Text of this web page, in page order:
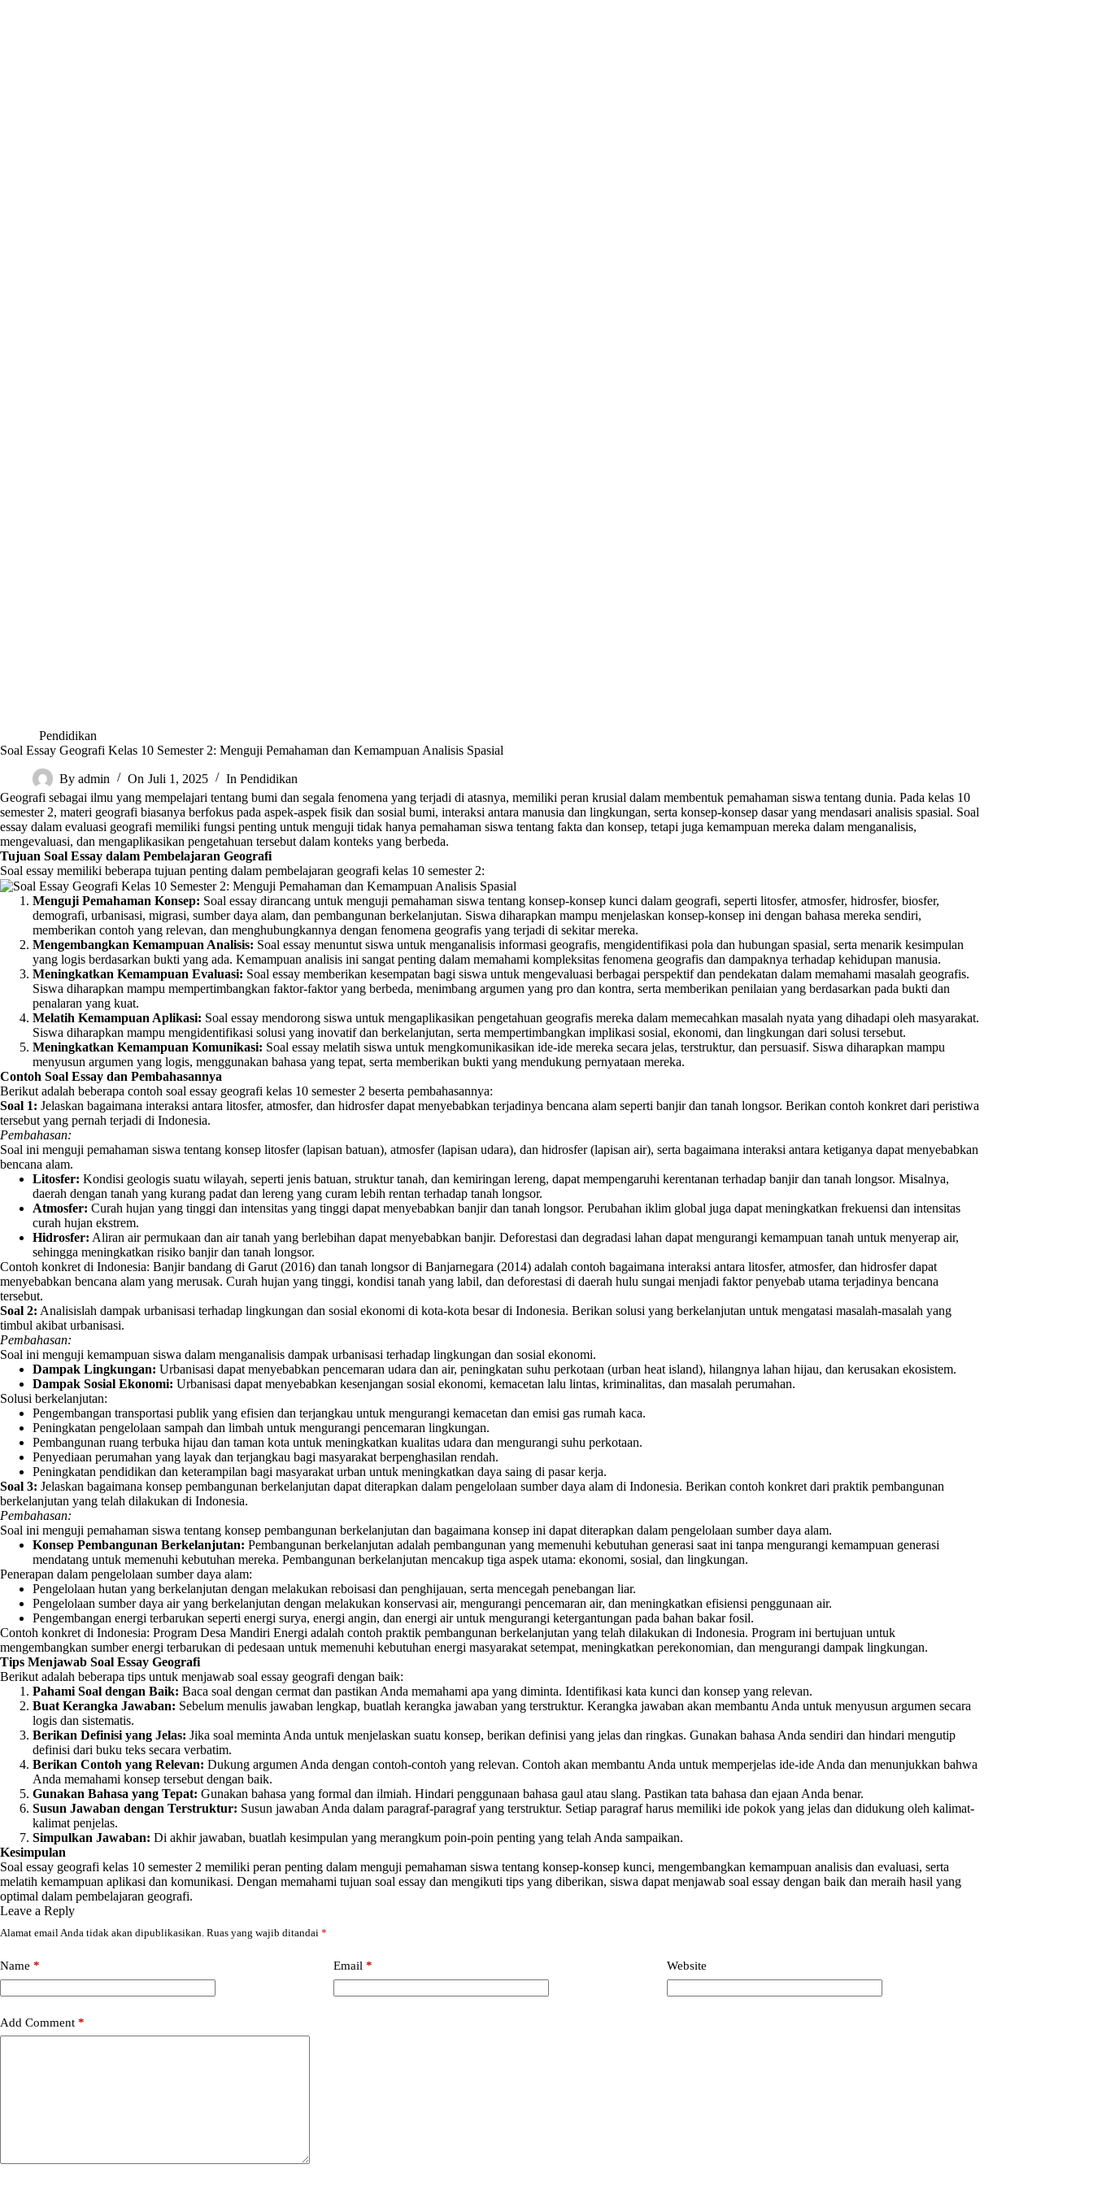
Pendidikan
Soal Essay Geografi Kelas 10 Semester 2: Menguji Pemahaman dan Kemampuan Analisis Spasial
By admin On Juli 1, 2025 In Pendidikan
Geografi sebagai ilmu yang mempelajari tentang bumi dan segala fenomena yang terjadi di atasnya, memiliki peran krusial dalam membentuk pemahaman siswa tentang dunia. Pada kelas 10
semester 2, materi geografi biasanya berfokus pada aspek-aspek fisik dan sosial bumi, interaksi antara manusia dan lingkungan, serta konsep-konsep dasar yang mendasari analisis spasial. Soal
essay dalam evaluasi geografi memiliki fungsi penting untuk menguji tidak hanya pemahaman siswa tentang fakta dan konsep, tetapi juga kemampuan mereka dalam menganalisis,
mengevaluasi, dan mengaplikasikan pengetahuan tersebut dalam konteks yang berbeda.
Tujuan Soal Essay dalam Pembelajaran Geografi
Soal essay memiliki beberapa tujuan penting dalam pembelajaran geografi kelas 10 semester 2:
Menguji Pemahaman Konsep: Soal essay dirancang untuk menguji pemahaman siswa tentang konsep-konsep kunci dalam geografi, seperti litosfer, atmosfer, hidrosfer, biosfer,
demografi, urbanisasi, migrasi, sumber daya alam, dan pembangunan berkelanjutan. Siswa diharapkan mampu menjelaskan konsep-konsep ini dengan bahasa mereka sendiri,
memberikan contoh yang relevan, dan menghubungkannya dengan fenomena geografis yang terjadi di sekitar mereka.
Mengembangkan Kemampuan Analisis: Soal essay menuntut siswa untuk menganalisis informasi geografis, mengidentifikasi pola dan hubungan spasial, serta menarik kesimpulan
yang logis berdasarkan bukti yang ada. Kemampuan analisis ini sangat penting dalam memahami kompleksitas fenomena geografis dan dampaknya terhadap kehidupan manusia.
Meningkatkan Kemampuan Evaluasi: Soal essay memberikan kesempatan bagi siswa untuk mengevaluasi berbagai perspektif dan pendekatan dalam memahami masalah geografis.
Siswa diharapkan mampu mempertimbangkan faktor-faktor yang berbeda, menimbang argumen yang pro dan kontra, serta memberikan penilaian yang berdasarkan pada bukti dan
penalaran yang kuat.
Melatih Kemampuan Aplikasi: Soal essay mendorong siswa untuk mengaplikasikan pengetahuan geografis mereka dalam memecahkan masalah nyata yang dihadapi oleh masyarakat.
Siswa diharapkan mampu mengidentifikasi solusi yang inovatif dan berkelanjutan, serta mempertimbangkan implikasi sosial, ekonomi, dan lingkungan dari solusi tersebut.
Meningkatkan Kemampuan Komunikasi: Soal essay melatih siswa untuk mengkomunikasikan ide-ide mereka secara jelas, terstruktur, dan persuasif. Siswa diharapkan mampu
menyusun argumen yang logis, menggunakan bahasa yang tepat, serta memberikan bukti yang mendukung pernyataan mereka.
Contoh Soal Essay dan Pembahasannya
Berikut adalah beberapa contoh soal essay geografi kelas 10 semester 2 beserta pembahasannya:
Soal 1: Jelaskan bagaimana interaksi antara litosfer, atmosfer, dan hidrosfer dapat menyebabkan terjadinya bencana alam seperti banjir dan tanah longsor. Berikan contoh konkret dari peristiwa
tersebut yang pernah terjadi di Indonesia.
Pembahasan:
Soal ini menguji pemahaman siswa tentang konsep litosfer (lapisan batuan), atmosfer (lapisan udara), dan hidrosfer (lapisan air), serta bagaimana interaksi antara ketiganya dapat menyebabkan
bencana alam.
Litosfer: Kondisi geologis suatu wilayah, seperti jenis batuan, struktur tanah, dan kemiringan lereng, dapat mempengaruhi kerentanan terhadap banjir dan tanah longsor. Misalnya,
daerah dengan tanah yang kurang padat dan lereng yang curam lebih rentan terhadap tanah longsor.
Atmosfer: Curah hujan yang tinggi dan intensitas yang tinggi dapat menyebabkan banjir dan tanah longsor. Perubahan iklim global juga dapat meningkatkan frekuensi dan intensitas
curah hujan ekstrem.
Hidrosfer: Aliran air permukaan dan air tanah yang berlebihan dapat menyebabkan banjir. Deforestasi dan degradasi lahan dapat mengurangi kemampuan tanah untuk menyerap air,
sehingga meningkatkan risiko banjir dan tanah longsor.
Contoh konkret di Indonesia: Banjir bandang di Garut (2016) dan tanah longsor di Banjarnegara (2014) adalah contoh bagaimana interaksi antara litosfer, atmosfer, dan hidrosfer dapat
menyebabkan bencana alam yang merusak. Curah hujan yang tinggi, kondisi tanah yang labil, dan deforestasi di daerah hulu sungai menjadi faktor penyebab utama terjadinya bencana
tersebut.
Soal 2: Analisislah dampak urbanisasi terhadap lingkungan dan sosial ekonomi di kota-kota besar di Indonesia. Berikan solusi yang berkelanjutan untuk mengatasi masalah-masalah yang
timbul akibat urbanisasi.
Pembahasan:
Soal ini menguji kemampuan siswa dalam menganalisis dampak urbanisasi terhadap lingkungan dan sosial ekonomi.
Dampak Lingkungan: Urbanisasi dapat menyebabkan pencemaran udara dan air, peningkatan suhu perkotaan (urban heat island), hilangnya lahan hijau, dan kerusakan ekosistem.
Dampak Sosial Ekonomi: Urbanisasi dapat menyebabkan kesenjangan sosial ekonomi, kemacetan lalu lintas, kriminalitas, dan masalah perumahan.
Solusi berkelanjutan:
Pengembangan transportasi publik yang efisien dan terjangkau untuk mengurangi kemacetan dan emisi gas rumah kaca.
Peningkatan pengelolaan sampah dan limbah untuk mengurangi pencemaran lingkungan.
Pembangunan ruang terbuka hijau dan taman kota untuk meningkatkan kualitas udara dan mengurangi suhu perkotaan.
Penyediaan perumahan yang layak dan terjangkau bagi masyarakat berpenghasilan rendah.
Peningkatan pendidikan dan keterampilan bagi masyarakat urban untuk meningkatkan daya saing di pasar kerja.
Soal 3: Jelaskan bagaimana konsep pembangunan berkelanjutan dapat diterapkan dalam pengelolaan sumber daya alam di Indonesia. Berikan contoh konkret dari praktik pembangunan
berkelanjutan yang telah dilakukan di Indonesia.
Pembahasan:
Soal ini menguji pemahaman siswa tentang konsep pembangunan berkelanjutan dan bagaimana konsep ini dapat diterapkan dalam pengelolaan sumber daya alam.
Konsep Pembangunan Berkelanjutan: Pembangunan berkelanjutan adalah pembangunan yang memenuhi kebutuhan generasi saat ini tanpa mengurangi kemampuan generasi
mendatang untuk memenuhi kebutuhan mereka. Pembangunan berkelanjutan mencakup tiga aspek utama: ekonomi, sosial, dan lingkungan.
Penerapan dalam pengelolaan sumber daya alam:
Pengelolaan hutan yang berkelanjutan dengan melakukan reboisasi dan penghijauan, serta mencegah penebangan liar.
Pengelolaan sumber daya air yang berkelanjutan dengan melakukan konservasi air, mengurangi pencemaran air, dan meningkatkan efisiensi penggunaan air.
Pengembangan energi terbarukan seperti energi surya, energi angin, dan energi air untuk mengurangi ketergantungan pada bahan bakar fosil.
Contoh konkret di Indonesia: Program Desa Mandiri Energi adalah contoh praktik pembangunan berkelanjutan yang telah dilakukan di Indonesia. Program ini bertujuan untuk
mengembangkan sumber energi terbarukan di pedesaan untuk memenuhi kebutuhan energi masyarakat setempat, meningkatkan perekonomian, dan mengurangi dampak lingkungan.
Tips Menjawab Soal Essay Geografi
Berikut adalah beberapa tips untuk menjawab soal essay geografi dengan baik:
Pahami Soal dengan Baik: Baca soal dengan cermat dan pastikan Anda memahami apa yang diminta. Identifikasi kata kunci dan konsep yang relevan.
Buat Kerangka Jawaban: Sebelum menulis jawaban lengkap, buatlah kerangka jawaban yang terstruktur. Kerangka jawaban akan membantu Anda untuk menyusun argumen secara
logis dan sistematis.
Berikan Definisi yang Jelas: Jika soal meminta Anda untuk menjelaskan suatu konsep, berikan definisi yang jelas dan ringkas. Gunakan bahasa Anda sendiri dan hindari mengutip
definisi dari buku teks secara verbatim.
Berikan Contoh yang Relevan: Dukung argumen Anda dengan contoh-contoh yang relevan. Contoh akan membantu Anda untuk memperjelas ide-ide Anda dan menunjukkan bahwa
Anda memahami konsep tersebut dengan baik.
Gunakan Bahasa yang Tepat: Gunakan bahasa yang formal dan ilmiah. Hindari penggunaan bahasa gaul atau slang. Pastikan tata bahasa dan ejaan Anda benar.
Susun Jawaban dengan Terstruktur: Susun jawaban Anda dalam paragraf-paragraf yang terstruktur. Setiap paragraf harus memiliki ide pokok yang jelas dan didukung oleh kalimat-
kalimat penjelas.
Simpulkan Jawaban: Di akhir jawaban, buatlah kesimpulan yang merangkum poin-poin penting yang telah Anda sampaikan.
Kesimpulan
Soal essay geografi kelas 10 semester 2 memiliki peran penting dalam menguji pemahaman siswa tentang konsep-konsep kunci, mengembangkan kemampuan analisis dan evaluasi, serta
melatih kemampuan aplikasi dan komunikasi. Dengan memahami tujuan soal essay dan mengikuti tips yang diberikan, siswa dapat menjawab soal essay dengan baik dan meraih hasil yang
optimal dalam pembelajaran geografi.
Leave a Reply
Alamat email Anda tidak akan dipublikasikan. Ruas yang wajib ditandai *
Name * Email * Website
Add Comment *